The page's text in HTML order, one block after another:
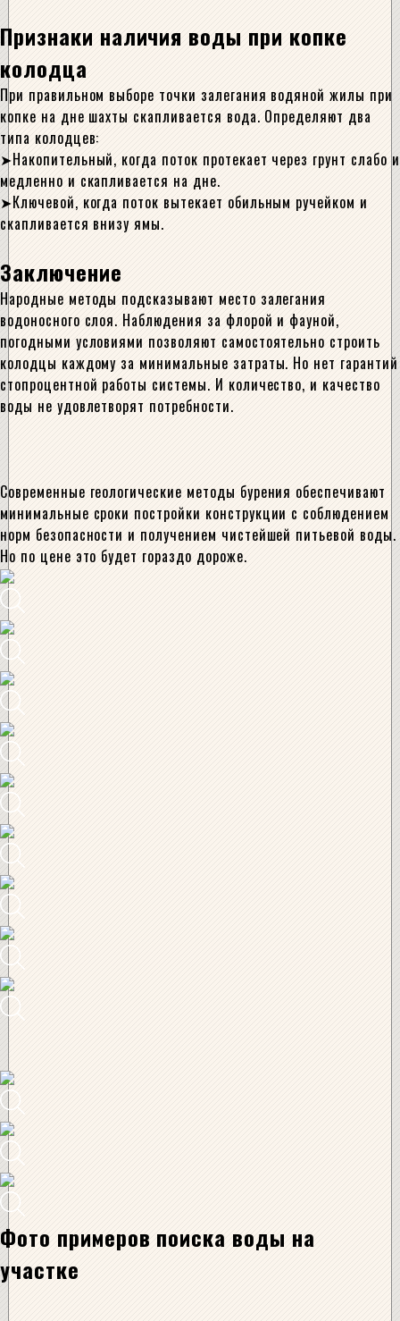
Признаки наличия воды при копке
колодца
При правильном выборе точки залегания водяной жилы при
копке на дне шахты скапливается вода. Определяют два
типа колодцев:
Накопительный, когда поток протекает через грунт слабо и
медленно и скапливается на дне.
Ключевой, когда поток вытекает обильным ручейком и
скапливается внизу ямы.
Заключение
Народные методы подсказывают место залегания
водоносного слоя. Наблюдения за флорой и фауной,
погодными условиями позволяют самостоятельно строить
колодцы каждому за минимальные затраты. Но нет гарантий
стопроцентной работы системы. И количество, и качество
воды не удовлетворят потребности.
Современные геологические методы бурения обеспечивают
минимальные сроки постройки конструкции с соблюдением
норм безопасности и получением чистейшей питьевой воды.
Но по цене это будет гораздо дороже.
Фото примеров поиска воды на
участке